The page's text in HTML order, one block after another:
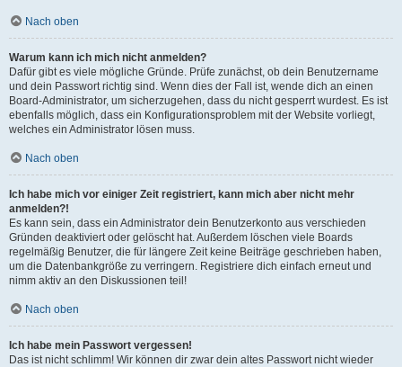
Nach oben
Warum kann ich mich nicht anmelden?
Dafür gibt es viele mögliche Gründe. Prüfe zunächst, ob dein Benutzername
und dein Passwort richtig sind. Wenn dies der Fall ist, wende dich an einen
Board-Administrator, um sicherzugehen, dass du nicht gesperrt wurdest. Es ist
ebenfalls möglich, dass ein Konfigurationsproblem mit der Website vorliegt,
welches ein Administrator lösen muss.
Nach oben
Ich habe mich vor einiger Zeit registriert, kann mich aber nicht mehr
anmelden?!
Es kann sein, dass ein Administrator dein Benutzerkonto aus verschieden
Gründen deaktiviert oder gelöscht hat. Außerdem löschen viele Boards
regelmäßig Benutzer, die für längere Zeit keine Beiträge geschrieben haben,
um die Datenbankgröße zu verringern. Registriere dich einfach erneut und
nimm aktiv an den Diskussionen teil!
Nach oben
Ich habe mein Passwort vergessen!
Das ist nicht schlimm! Wir können dir zwar dein altes Passwort nicht wieder